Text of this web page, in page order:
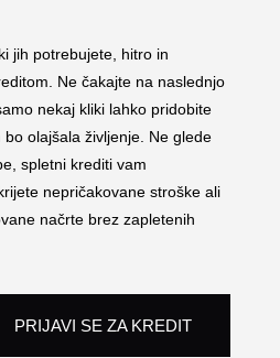
jih potrebujete, hitro in
Ne čakajte na naslednjo
nekaj kliki lahko pridobite
olajšala življenje. Ne glede
spletni krediti vam
nepričakovane stroške ali
načrte brez zapletenih
PRIJAVI SE ZA KREDIT